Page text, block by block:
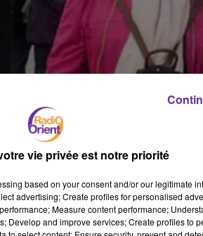
vie privée est notre priorité
based on your consent and/or our legitimate
advertising; Create profiles for personalised
Measure content performance;
Develop and improve services; Create profiles to